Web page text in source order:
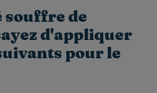
souffre de
d'appliquer
pour le